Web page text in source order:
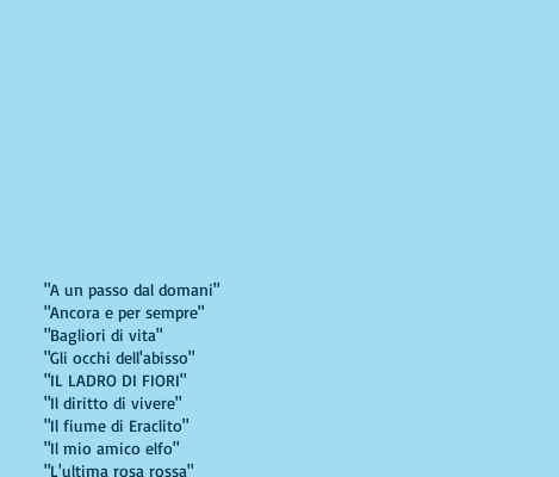
"A un passo dal domani"
"Ancora e per sempre"
"Bagliori di vita"
"Gli occhi dell'abisso"
"IL LADRO DI FIORI"
"Il diritto di vivere"
"Il fiume di Eraclito"
"Il mio amico elfo"
"L'ultima rosa rossa"